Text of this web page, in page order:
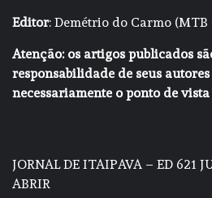
Editor: Demétrio do Carmo (MTB
Atenção: os artigos publicados
responsabilidade de seus
necessariamente o ponto de
JORNAL DE ITAIPAVA – ED 621
ABRIR